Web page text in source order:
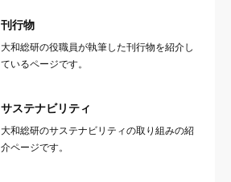
刊行物
大和総研の役職員が執筆した刊行物を紹介し
ているページです。
サステナビリティ
大和総研のサステナビリティの取り組みの紹
介ページです。